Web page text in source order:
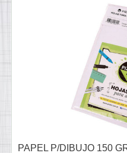
PAPEL P/DIBUJO 150